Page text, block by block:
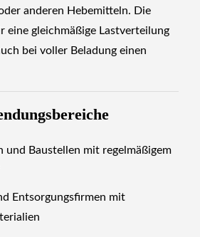
anderen Hebemitteln. Die
eine gleichmäßige Lastverteilung
bei voller Beladung einen
und Baustellen mit regelmäßigem
Entsorgungsfirmen mit